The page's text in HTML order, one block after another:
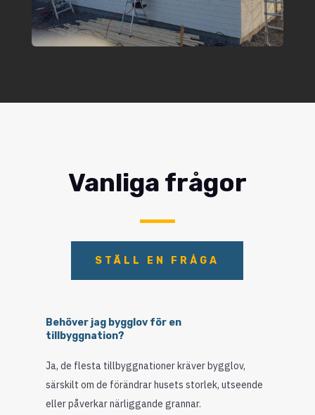
Vanliga frågor
STÄLL EN FRÅGA
Behöver jag bygglov för en
tillbyggnation?
Ja, de flesta tillbyggnationer kräver bygglov,
särskilt om de förändrar husets storlek, utseende
eller påverkar närliggande grannar.